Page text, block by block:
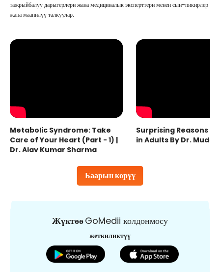
Баарын көрүү
тажрыйбалуу дарыгерлери жана медициналык эксперттери менен сын-пикирлер
жана маанилүү талкуулар.
Metabolic Syndrome: Take
Care of Your Heart (Part - 1) |
Dr. Ajay Kumar Sharma
Surprising Reasons
in Adults By Dr.
ЖүктөөGoMedii колдонмосу
жеткиликтүү